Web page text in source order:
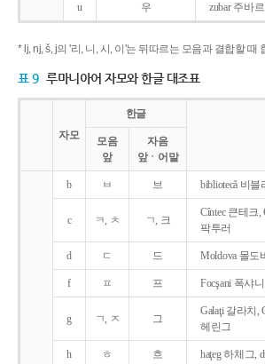
u 우 zubar 주바르
* lj, nj, š, j의 '리, 니, 시, 이'는 뒤따르는 모음과 결합할 때
표 9 루마니아어 자모와 한글 대조표
자모
한글
모음
앞
자음
앞ㆍ어말
b ㅂ 브 bibliotecǎ 비
c ㅋ, ㅊ ㄱ, 크
Cîntec 큰테크,
팍투러
d ㄷ 드 Moldova 몰도
f ㅍ 프 Focşani 폭샤
g ㄱ, ㅈ 그
Galaţi 갈라치,
헤린그
h ㅎ 흐 haţeg 하체그,